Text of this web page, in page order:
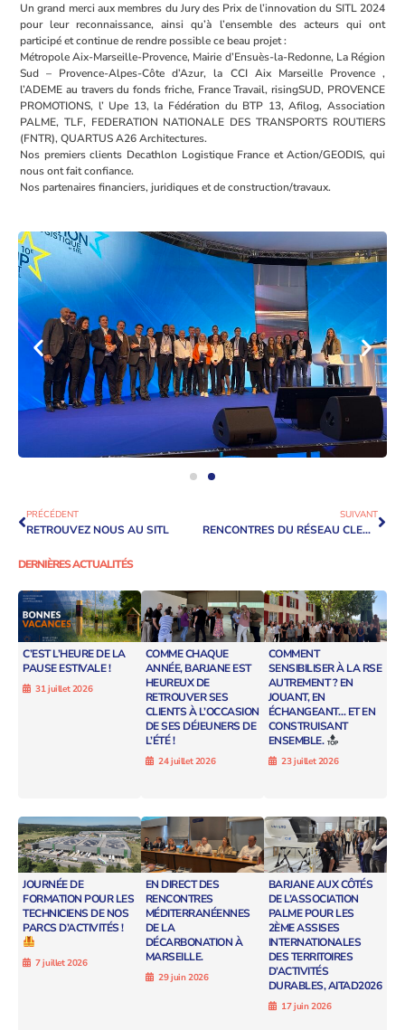
Un grand merci aux membres du Jury des Prix de l’innovation du SITL 2024
pour leur reconnaissance, ainsi qu’à l’ensemble des acteurs qui ont
participé et continue de rendre possible ce beau projet :
Métropole Aix-Marseille-Provence, Mairie d’Ensuès-la-Redonne, La Région
Sud – Provence-Alpes-Côte d’Azur, la CCI Aix Marseille Provence ,
l’ADEME au travers du fonds friche, France Travail, risingSUD, PROVENCE
PROMOTIONS, l’ Upe 13, la Fédération du BTP 13, Afilog, Association
PALME, TLF, FEDERATION NATIONALE DES TRANSPORTS ROUTIERS
(FNTR), QUARTUS A26 Architectures.
Nos premiers clients Decathlon Logistique France et Action/GEODIS, qui
nous ont fait confiance.
Nos partenaires financiers, juridiques et de construction/travaux.
PRÉCÉDENT
RETROUVEZ NOUS AU SITL
SUIVANT
RENCONTRES DU RÉSEAU CLED : PARC DES BRÉGUIÈRES ET LA POSTE EN LUMIÈRE !
DERNIÈRES ACTUALITÉS
C’EST L’HEURE DE LA
PAUSE ESTIVALE !
31 juillet 2026
COMME CHAQUE
ANNÉE, BARJANE EST
HEUREUX DE
RETROUVER SES
CLIENTS À L’OCCASION
DE SES DÉJEUNERS DE
L’ÉTÉ !
24 juillet 2026
COMMENT
SENSIBILISER À LA RSE
AUTREMENT ? EN
JOUANT, EN
ÉCHANGEANT… ET EN
CONSTRUISANT
ENSEMBLE.
23 juillet 2026
JOURNÉE DE
FORMATION POUR LES
TECHNICIENS DE NOS
PARCS D’ACTIVITÉS !
7 juillet 2026
EN DIRECT DES
RENCONTRES
MÉDITERRANÉENNES
DE LA
DÉCARBONATION À
MARSEILLE.
29 juin 2026
BARJANE AUX CÔTÉS
DE L’ASSOCIATION
PALME POUR LES
2ÈME ASSISES
INTERNATIONALES
DES TERRITOIRES
D’ACTIVITÉS
DURABLES, AITAD2026
17 juin 2026